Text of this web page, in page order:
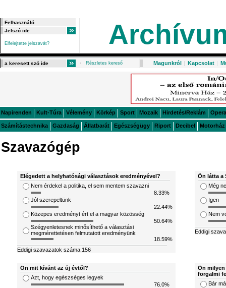
Elfelejtette jelszavát?
Részletes kereső Magunkról | Kapcsolat |
Napirenden Kult-Túra Vélemény Körkép Sport Mozaik Hirdetés/Reklám Opera
Számítástechnika Gazdaság Állatbarát Egészségügy Riport Decibel Motorház
Szavazógép
Elégedett a helyhatósági választások eredményével?
Nem érdekel a politika, el sem mentem szavazni
8.33%
Jól szerepeltünk
22.44%
Közepes eredményt ért el a magyar közösség
50.64%
Szégyenletesnek minősíthető a választási
megmérettetésen felmutatott eredményünk
18.59%
Eddigi szavazatok száma:156
Ön látta a
Még
Igen
Nem
Eddigi
Ön mit kívánt az új évtől?
Azt, hogy egészséges legyek
76.0%
Ön
forgalmi
Bár